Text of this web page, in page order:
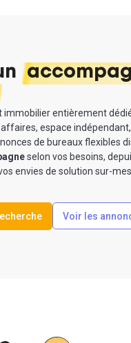
immobilier entièrement
espace
de bureaux flexibles
selon vos besoins,
envies de solution sur-
Voir les